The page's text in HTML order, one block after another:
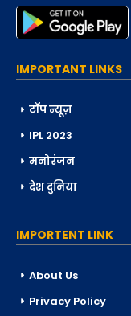
IMPORTANT LINKS
टॉप न्यूज़
IPL 2023
मनोरंजन
देश दुनिया
IMPORTENT LINK
About Us
Privacy Policy